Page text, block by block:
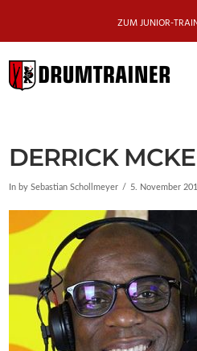
ZUM JUNIOR-
DERRICK
In by Sebastian Schollmeyer 5. November